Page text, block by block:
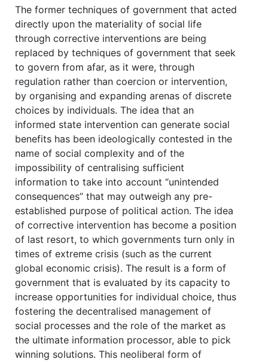
The former techniques of government that acted
directly upon the materiality of social life
through corrective interventions are being
replaced by techniques of government that seek
to govern from afar, as it were, through
regulation rather than coercion or intervention,
by organising and expanding arenas of discrete
choices by individuals. The idea that an
informed state intervention can generate social
benefits has been ideologically contested in the
name of social complexity and of the
impossibility of centralising sufficient
information to take into account “unintended
consequences” that may outweigh any pre-
established purpose of political action. The idea
of corrective intervention has become a position
of last resort, to which governments turn only in
times of extreme crisis (such as the current
global economic crisis). The result is a form of
government that is evaluated by its capacity to
increase opportunities for individual choice, thus
fostering the decentralised management of
social processes and the role of the market as
the ultimate information processor, able to pick
winning solutions. This neoliberal form of